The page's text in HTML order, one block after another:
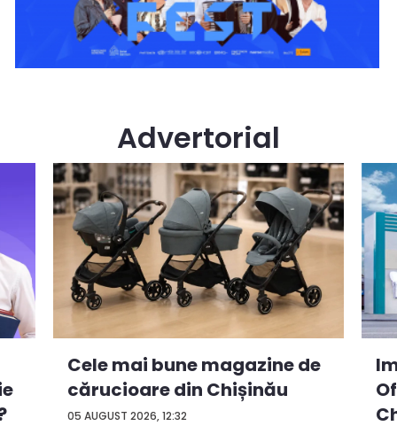
Advertorial
05 AUGUST 2026, 12:32
Cele mai bune magazine de
cărucioare din Chișinău